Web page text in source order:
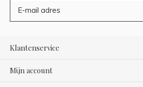
Klantenservice
Mijn account